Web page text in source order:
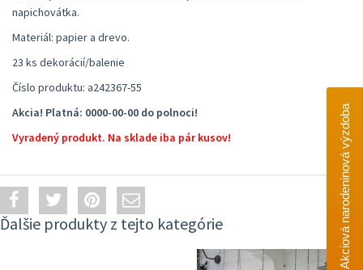
napichovátka.
Materiál: papier a drevo.
23 ks dekorácií/balenie
Číslo produktu: a242367-55
Akcia! Platná: 0000-00-00 do polnoci!
Vyradený produkt. Na sklade iba pár kusov!
Ďalšie produkty z tejto kategórie Akciová narodeninová výzdoba